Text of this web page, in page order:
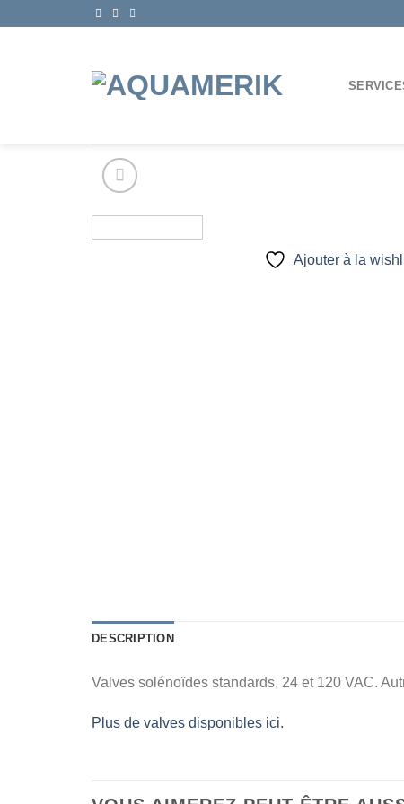
Ajouter à la
DESCRIPTION
Valves solénoïdes standards, 24 et 120 VAC.
Plus de valves disponibles ici.